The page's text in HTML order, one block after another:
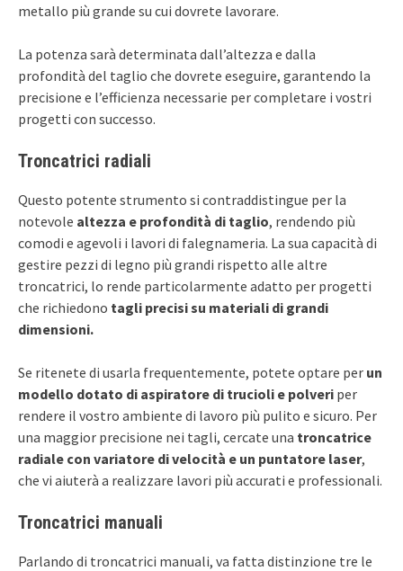
metallo più grande su cui dovrete lavorare.
La potenza sarà determinata dall’altezza e dalla
profondità del taglio che dovrete eseguire, garantendo la
precisione e l’efficienza necessarie per completare i vostri
progetti con successo.
Troncatrici radiali
Questo potente strumento si contraddistingue per la
notevole altezza e profondità di taglio, rendendo più
comodi e agevoli i lavori di falegnameria. La sua capacità di
gestire pezzi di legno più grandi rispetto alle altre
troncatrici, lo rende particolarmente adatto per progetti
che richiedono tagli precisi su materiali di grandi
dimensioni.
Se ritenete di usarla frequentemente, potete optare per un
modello dotato di aspiratore di trucioli e polveri per
rendere il vostro ambiente di lavoro più pulito e sicuro. Per
una maggior precisione nei tagli, cercate una troncatrice
radiale con variatore di velocità e un puntatore laser,
che vi aiuterà a realizzare lavori più accurati e professionali.
Troncatrici manuali
Parlando di troncatrici manuali, va fatta distinzione tre le